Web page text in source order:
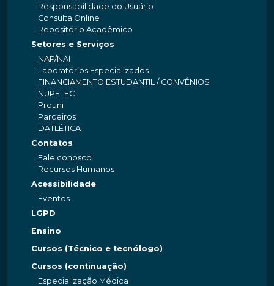
Responsabilidade do Usuário
Consulta Online
Repositório Acadêmico
Setores e Serviços
NAP/NAI
Laboratórios Especializados
FINANCIAMENTO ESTUDANTIL / CONVÊNIOS
NUPETEC
Prouni
Parceiros
DATLÉTICA
Contatos
Fale conosco
Recursos Humanos
Acessibilidade
Eventos
LGPD
Ensino
Cursos (Técnico e tecnólogo)
Cursos (continuação)
Especialização Médica